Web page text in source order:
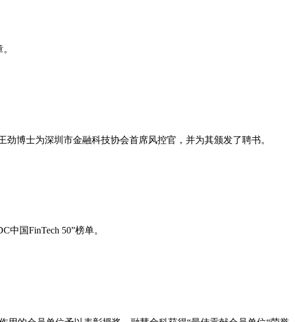
博士为深圳市金融科技协会首席风控官，并为其颁发了聘书。
国FinTech 50”榜单。